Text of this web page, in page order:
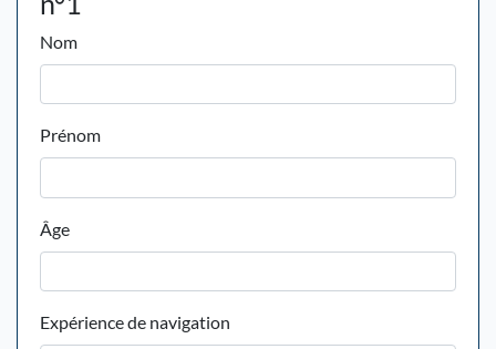
Nom
Prénom
Âge
Expérience de navigation